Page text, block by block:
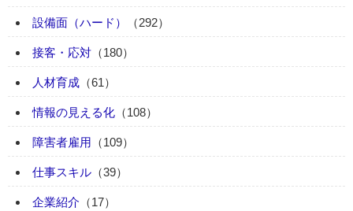
設備面（ハード） （292）
接客・応対 （180）
人材育成 （61）
情報の見える化 （108）
障害者雇用 （109）
仕事スキル （39）
企業紹介 （17）